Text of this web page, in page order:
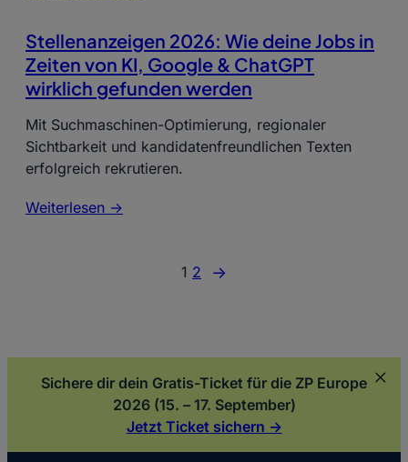
Stellenanzeigen 2026: Wie deine Jobs in
Zeiten von KI, Google & ChatGPT
wirklich gefunden werden
Mit Suchmaschinen-Optimierung, regionaler
Sichtbarkeit und kandidatenfreundlichen Texten
erfolgreich rekrutieren.
Weiterlesen ->
1 2 →
Sichere dir dein Gratis-Ticket für die ZP Europe
2026 (15. – 17. September)
Jetzt Ticket sichern ->